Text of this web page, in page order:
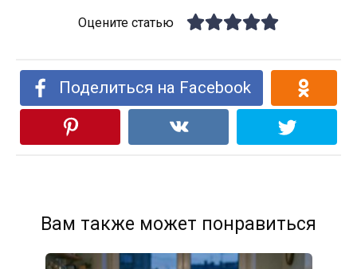
Оцените статью
Поделиться на Facebook
Вам также может понравиться